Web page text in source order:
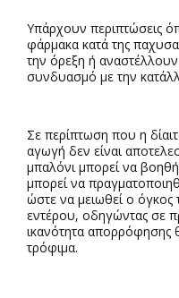
Υπάρχουν περιπτώσεις
φάρμακα κατά της
την όρεξη ή
συνδυασμό με την
Σε περίπτωση που η
αγωγή δεν είναι
μπαλόνι μπορεί να
μπορεί να
ώστε να μειωθεί ο όγκος
εντέρου, οδηγώντας σε
ικανότητα απορρόφησης
τρόφιμα.